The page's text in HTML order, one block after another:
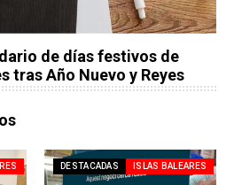
de días festivos de
tras Año Nuevo y Reyes
DESTACADAS ISLAS BALEARES